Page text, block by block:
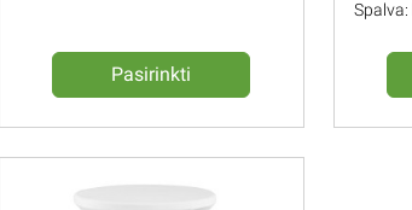
Pasirinkti
Spalva: